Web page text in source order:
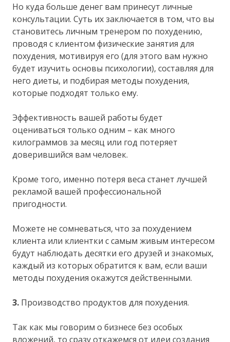
Но куда больше денег вам принесут личные
консультации. Суть их заключается в том, что вы
становитесь личным тренером по похудению,
проводя с клиентом физические занятия для
похудения, мотивируя его (для этого вам нужно
будет изучить основы психологии), составляя для
него диеты, и подбирая методы похудения,
которые подходят только ему.
Эффективность вашей работы будет
оцениваться только одним – как много
килограммов за месяц или год потеряет
доверившийся вам человек.
Кроме того, именно потеря веса станет лучшей
рекламой вашей профессиональной
пригодности.
Можете не сомневаться, что за похудением
клиента или клиентки с самым живым интересом
будут наблюдать десятки его друзей и знакомых,
каждый из которых обратится к вам, если ваши
методы похудения окажутся действенными.
3. Производство продуктов для похудения.
Так как мы говорим о бизнесе без особых
вложений, то сразу откажемся от идеи создания